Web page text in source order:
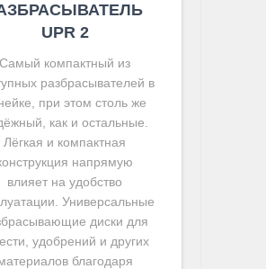
UPR 2
Самый компактный из
разбрасывателей в
при этом столь же
как и остальные.
Лёгкая и компактная
напрямую
влияет на удобство
Универсальные
диски для
удобрений и других
благодаря